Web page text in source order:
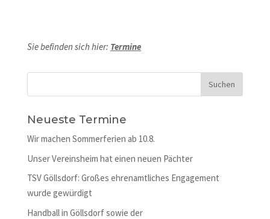
Sie befinden sich hier: Termine
Neueste Termine
Wir machen Sommerferien ab 10.8.
Unser Vereinsheim hat einen neuen Pächter
TSV Göllsdorf: Großes ehrenamtliches Engagement
wurde gewürdigt
Handball in Göllsdorf sowie der